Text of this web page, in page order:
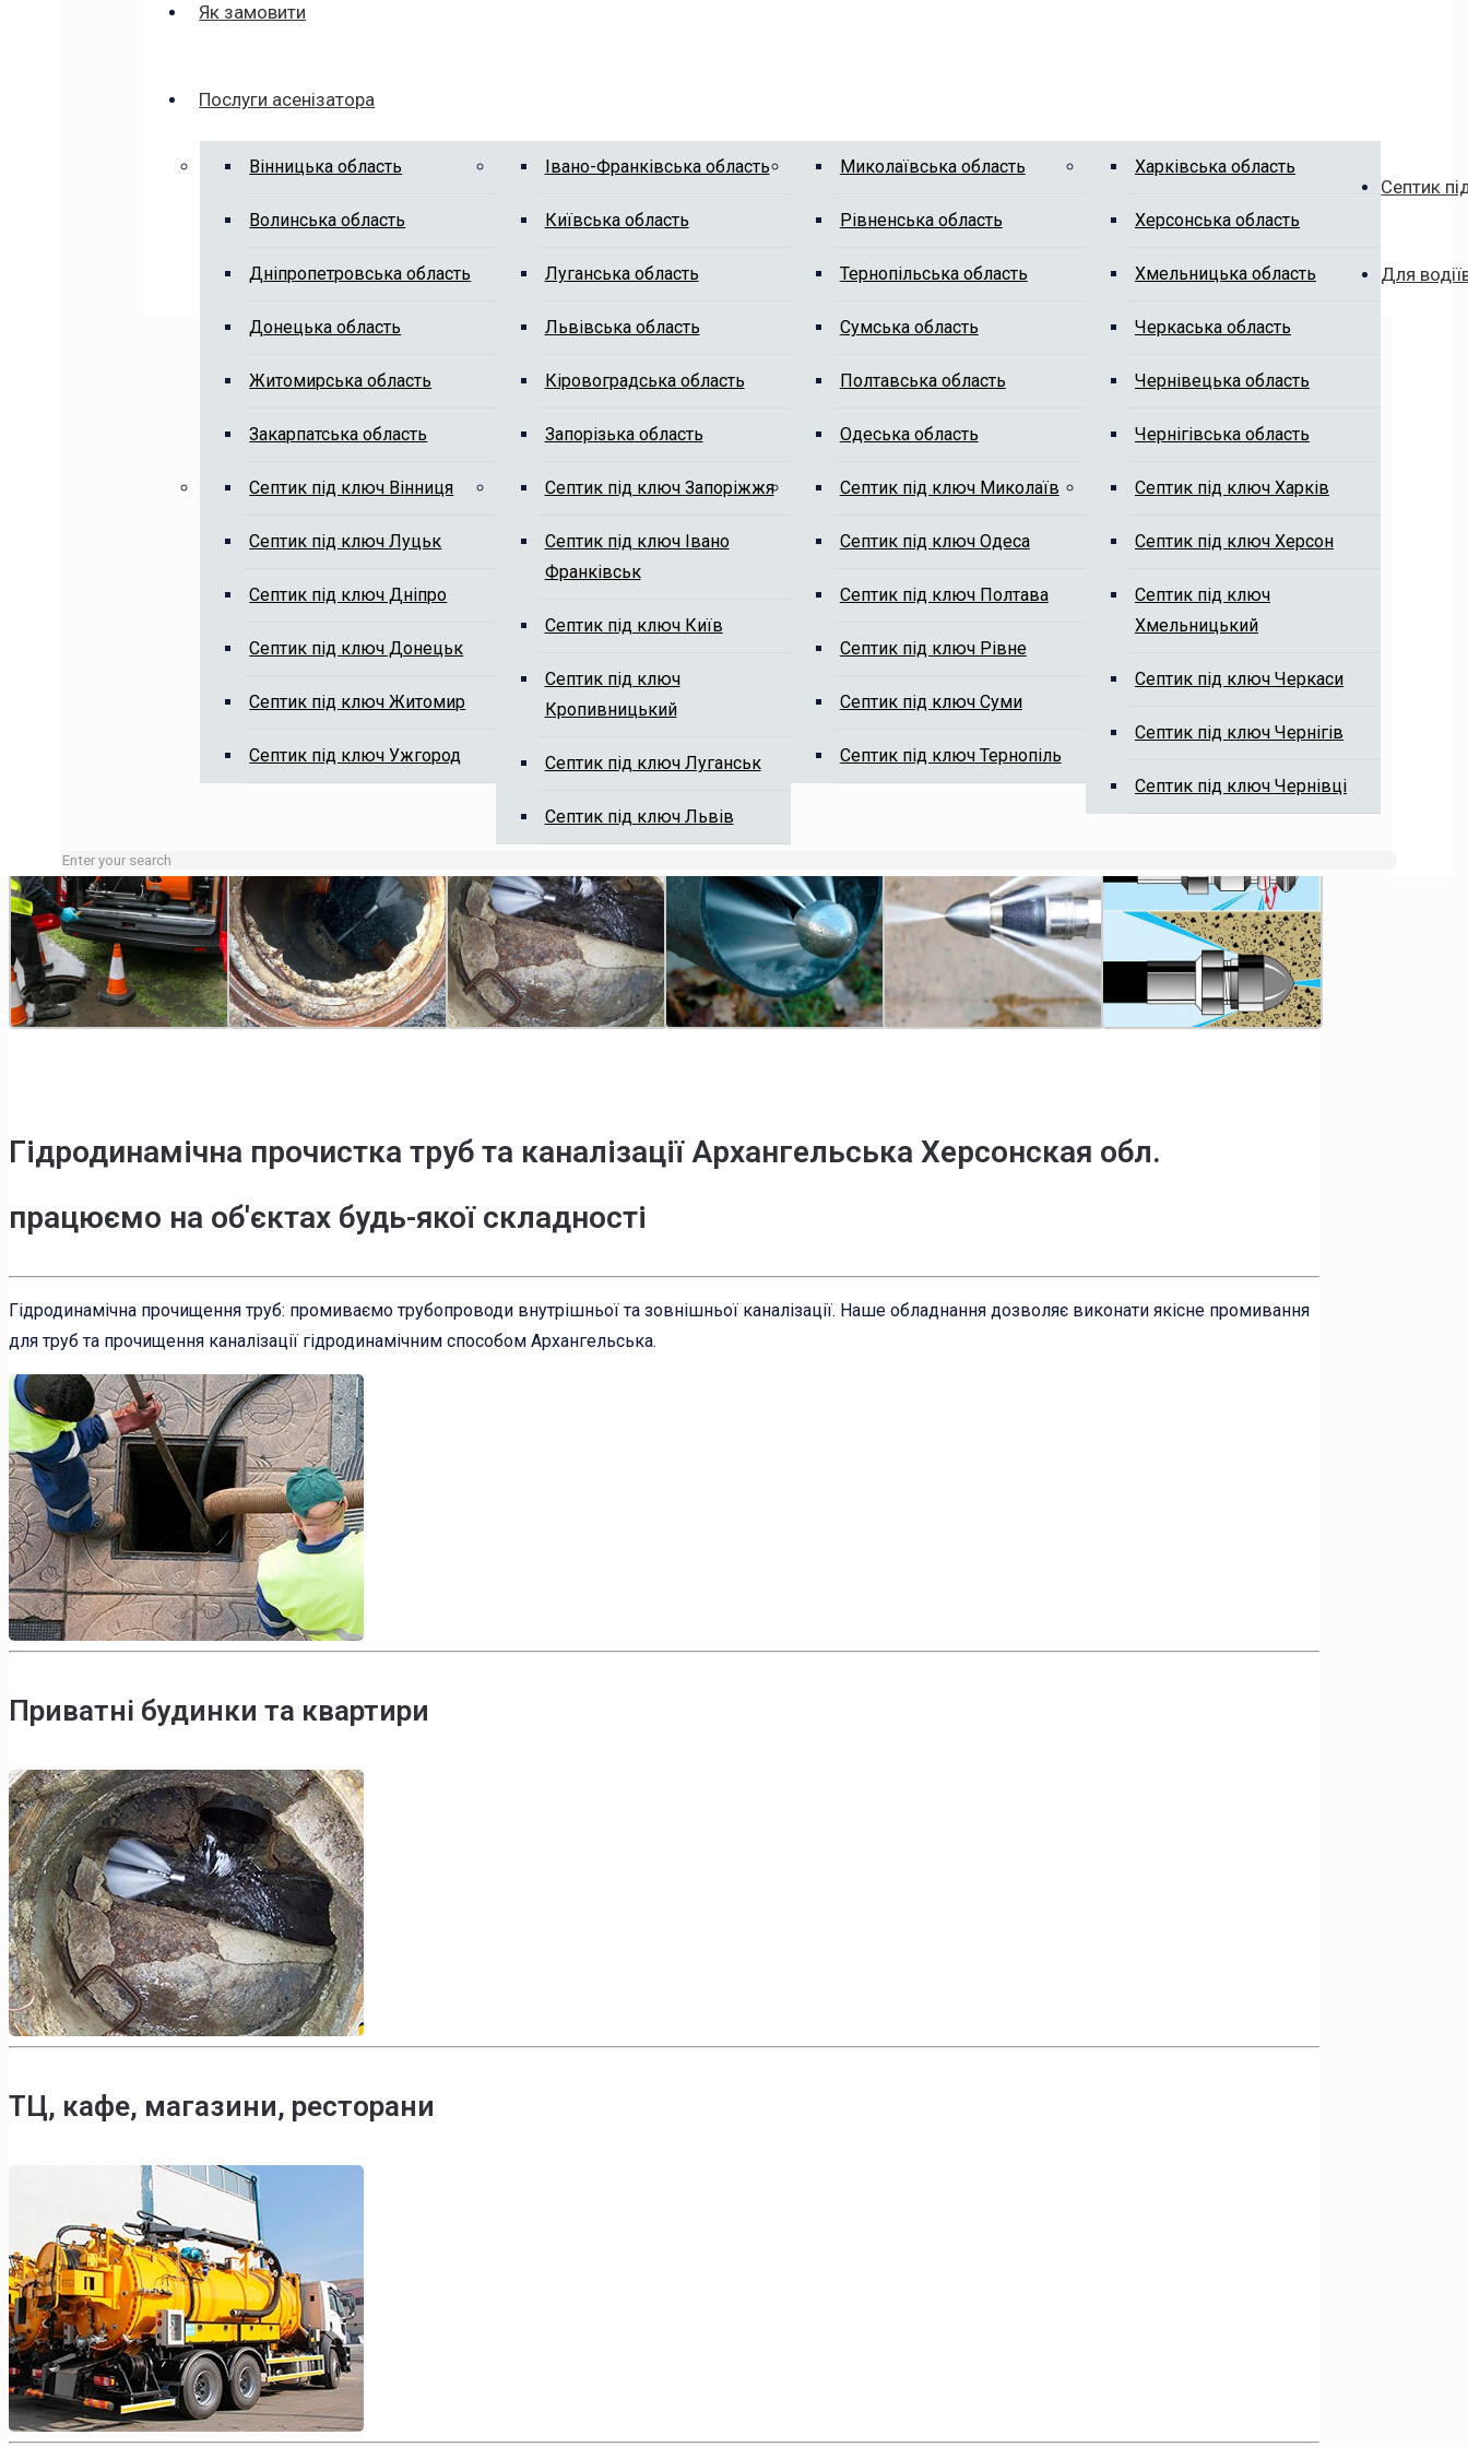
Як замовити
Послуги асенізатора
Вінницька область
Волинська область
Дніпропетровська область
Донецька область
Житомирська область
Закарпатська область
Івано-Франківська область
Київська область
Луганська область
Львівська область
Кіровоградська область
Запорізька область
Миколаївська область
Рівненська область
Тернопільська область
Сумська область
Полтавська область
Одеська область
Харківська область
Херсонська область
Хмельницька область
Черкаська область
Чернівецька область
Чернігівська область
Септик
Септик під ключ Вінниця
Септик під ключ Луцьк
Септик під ключ Дніпро
Септик під ключ Донецьк
Септик під ключ Житомир
Септик під ключ Ужгород
Септик під ключ Запоріжжя
Септик під ключ Івано
Франківськ
Септик під ключ Київ
Септик під ключ
Кропивницький
Септик під ключ Луганськ
Септик під ключ Львів
Септик під ключ Миколаїв
Септик під ключ Одеса
Септик під ключ Полтава
Септик під ключ Рівне
Септик під ключ Суми
Септик під ключ Тернопіль
Септик під ключ Харків
Септик під ключ Херсон
Септик під ключ
Хмельницький
Септик під ключ Черкаси
Септик під ключ Чернігів
Септик під ключ Чернівці
Для
Викачка вигрібних ям, чистка ям від мулу
Зайняті лінії або неробочий час залишайте заявку на сайті, ми Вам передзвонимо.
Гідродинамічна прочистка труб та каналізації Архангельська Херсонская обл.
працюємо на об'єктах будь-якої складності
Гідродинамічна прочищення труб: промиваємо трубопроводи внутрішньої та зовнішньої каналізації. Наше обладнання дозволяє виконати якісне промивання
для труб та прочищення каналізації гідродинамічним способом Архангельська.
Приватні будинки та квартири
ТЦ, кафе, магазини, ресторани